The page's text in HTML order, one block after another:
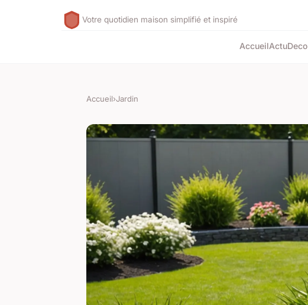
Votre quotidien maison simplifié et inspiré
AccueilActuDeco
Accueil›Jardin